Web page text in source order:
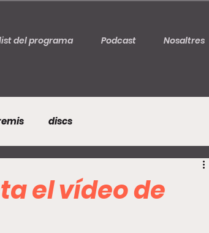
del programa Podcast Nosaltres
discs
el vídeo de